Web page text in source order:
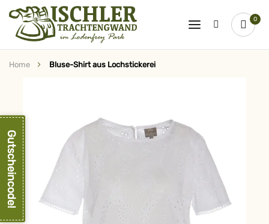
0
Home Bluse-Shirt aus Lochstickerei
springen
Gutscheincode!